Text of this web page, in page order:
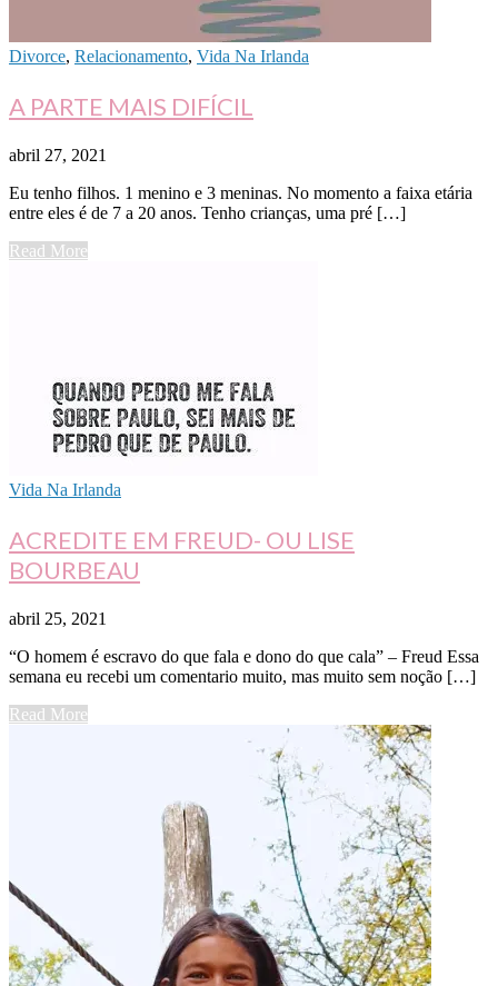
Divorce, Relacionamento, Vida Na Irlanda
A PARTE MAIS DIFÍCIL
abril 27, 2021
Eu tenho filhos. 1 menino e 3 meninas. No momento a faixa etária
entre eles é de 7 a 20 anos. Tenho crianças, uma pré […]
Read More
Vida Na Irlanda
ACREDITE EM FREUD- OU LISE
BOURBEAU
abril 25, 2021
“O homem é escravo do que fala e dono do que cala” – Freud Essa
semana eu recebi um comentario muito, mas muito sem noção […]
Read More